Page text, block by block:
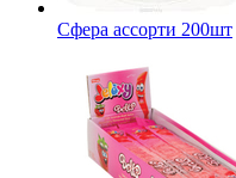
Сфера ассорти 200шт